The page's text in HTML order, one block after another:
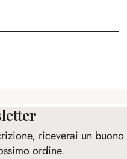
riceverai un buono
ordine.